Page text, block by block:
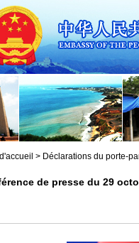
> Déclarations du porte-
de presse du 29